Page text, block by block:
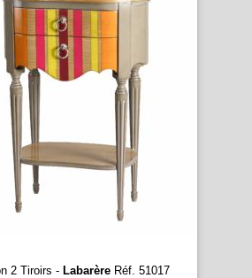
2 Tiroirs - LabarèreRéf. 51017